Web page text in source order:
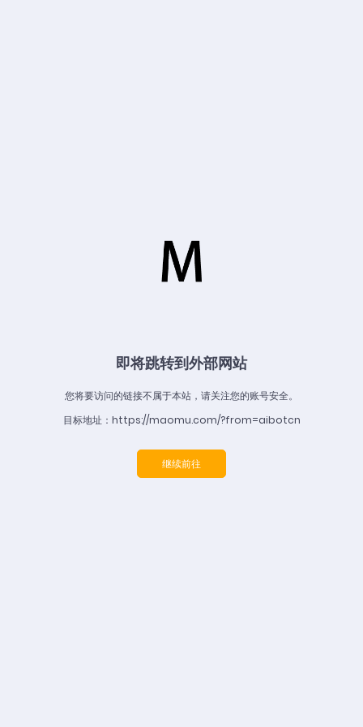
即将跳转到外部网站
您将要访问的链接不属于本站，请关注您的账号安全。
目标地址：https://maomu.com/?from=aibotcn
继续前往